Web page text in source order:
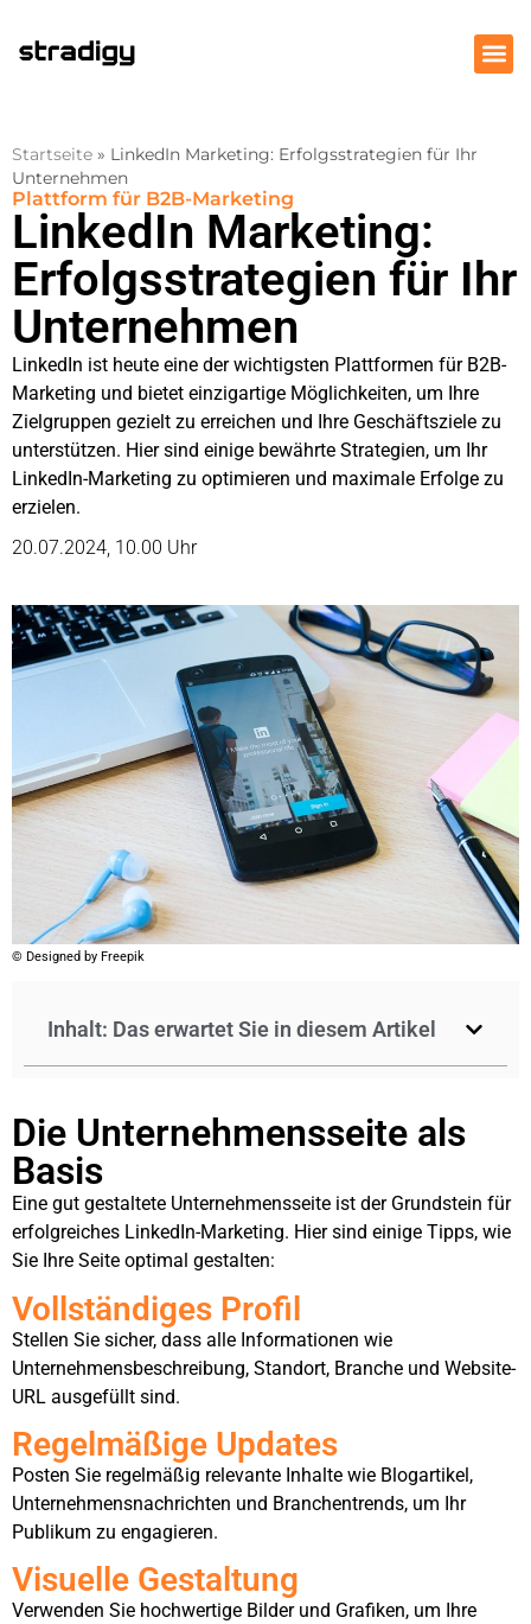
Startseite » LinkedIn Marketing: Erfolgsstrategien für Ihr
Unternehmen​
Plattform für B2B-Marketing
LinkedIn Marketing:
Erfolgsstrategien für Ihr
Unternehmen
LinkedIn ist heute eine der wichtigsten Plattformen für B2B-
Marketing und bietet einzigartige Möglichkeiten, um Ihre
Zielgruppen gezielt zu erreichen und Ihre Geschäftsziele zu
unterstützen. Hier sind einige bewährte Strategien, um Ihr
LinkedIn-Marketing zu optimieren und maximale Erfolge zu
erzielen.
20.07.2024, 10.00 Uhr
© Designed by Freepik
Inhalt: Das erwartet Sie in diesem Artikel​
Die Unternehmensseite als
Basis
Eine gut gestaltete Unternehmensseite ist der Grundstein für
erfolgreiches LinkedIn-Marketing. Hier sind einige Tipps, wie
Sie Ihre Seite optimal gestalten:
Vollständiges Profil
Stellen Sie sicher, dass alle Informationen wie
Unternehmensbeschreibung, Standort, Branche und Website-
URL ausgefüllt sind.
Regelmäßige Updates
Posten Sie regelmäßig relevante Inhalte wie Blogartikel,
Unternehmensnachrichten und Branchentrends, um Ihr
Publikum zu engagieren.
Visuelle Gestaltung
Verwenden Sie hochwertige Bilder und Grafiken, um Ihre